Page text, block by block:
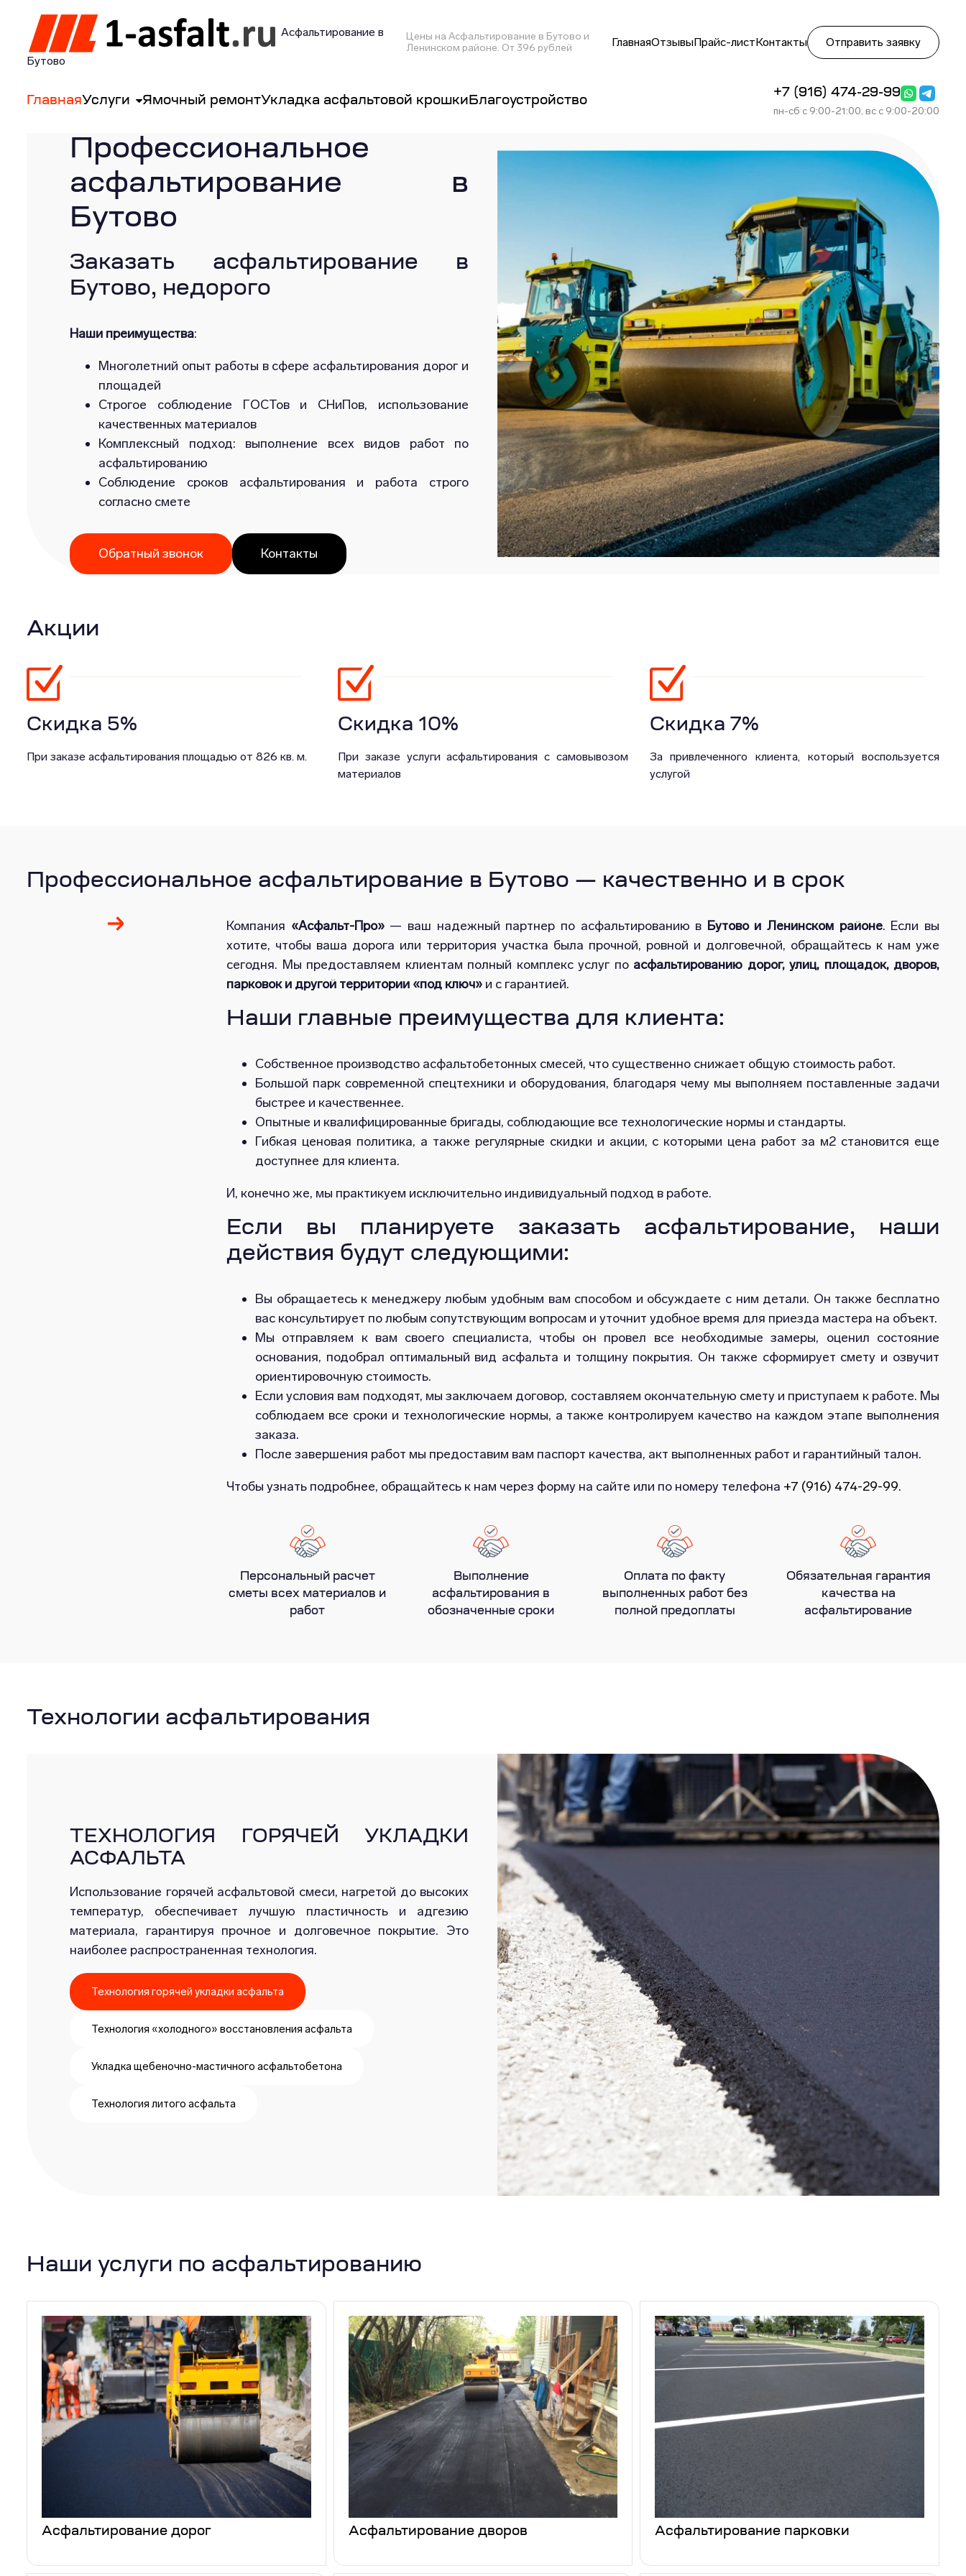
Асфальтирование в
Бутово
Цены на Асфальтирование в Бутово и
Ленинском районе. От 396 рублей
ГлавнаяОтзывыПрайс-листКонтакты Отправить заявку
ГлавнаяУслуги Ямочный ремонтУкладка асфальтовой крошки Благоустройство
+7 (916) 474-29-99
пн-сб с 9:00-21:00, вс с 9:00-20:00
Профессиональное
асфальтирование в
Бутово
Заказать асфальтирование в
Бутово, недорого
Наши преимущества:
Многолетний опыт работы в сфере асфальтирования дорог и
площадей
Строгое соблюдение ГОСТов и СНиПов, использование
качественных материалов
Комплексный подход: выполнение всех видов работ по
асфальтированию
Соблюдение сроков асфальтирования и работа строго
согласно смете
Обратный звонок Контакты
Акции
Скидка 5%
При заказе асфальтирования площадью от 826 кв. м.
Скидка 10%
При заказе услуги асфальтирования с самовывозом
материалов
Скидка 7%
За привлеченного клиента, который воспользуется
услугой
Профессиональное асфальтирование в Бутово — качественно и в срок
Компания «Асфальт-Про»— ваш надежный партнер по асфальтированию в Бутово и Ленинском районе. Если вы
хотите, чтобы ваша дорога или территория участка была прочной, ровной и долговечной, обращайтесь к нам уже
сегодня. Мы предоставляем клиентам полный комплекс услуг по асфальтированию дорог, улиц, площадок, дворов,
парковок и другой территории «под ключ» и с гарантией.
Наши главные преимущества для клиента:
Собственное производство асфальтобетонных смесей, что существенно снижает общую стоимость работ.
Большой парк современной спецтехники и оборудования, благодаря чему мы выполняем поставленные задачи
быстрее и качественнее.
Опытные и квалифицированные бригады, соблюдающие все технологические нормы и стандарты.
Гибкая ценовая политика, а также регулярные скидки и акции, с которыми цена работ за м2 становится еще
доступнее для клиента.
И, конечно же, мы практикуем исключительно индивидуальный подход в работе.
Если вы планируете заказать асфальтирование, наши
действия будут следующими:
Вы обращаетесь к менеджеру любым удобным вам способом и обсуждаете с ним детали. Он также бесплатно
вас консультирует по любым сопутствующим вопросам и уточнит удобное время для приезда мастера на объект.
Мы отправляем к вам своего специалиста, чтобы он провел все необходимые замеры, оценил состояние
основания, подобрал оптимальный вид асфальта и толщину покрытия. Он также сформирует смету и озвучит
ориентировочную стоимость.
Если условия вам подходят, мы заключаем договор, составляем окончательную смету и приступаем к работе. Мы
соблюдаем все сроки и технологические нормы, а также контролируем качество на каждом этапе выполнения
заказа.
После завершения работ мы предоставим вам паспорт качества, акт выполненных работ и гарантийный талон.
Чтобы узнать подробнее, обращайтесь к нам через форму на сайте или по номеру телефона +7 (916) 474-29-99.
Персональный расчет
сметы всех материалов и
работ
Выполнение
асфальтирования в
обозначенные сроки
Оплата по факту
выполненных работ без
полной предоплаты
Обязательная гарантия
качества на
асфальтирование
Технологии асфальтирования
ТЕХНОЛОГИЯ ГОРЯЧЕЙ УКЛАДКИ
АСФАЛЬТА
Использование горячей асфальтовой смеси, нагретой до высоких
температур, обеспечивает лучшую пластичность и адгезию
материала, гарантируя прочное и долговечное покрытие. Это
наиболее распространенная технология.
Технология горячей укладки асфальта
Технология «холодного» восстановления асфальта
Укладка щебеночно-мастичного асфальтобетона
Технология литого асфальта
Наши услуги по асфальтированию
Асфальтирование дорог Асфальтирование дворов Асфальтирование парковки